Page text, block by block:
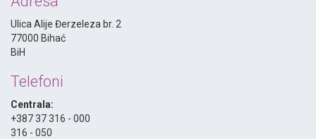
Ulica Alije Đerzeleza br. 2
77000 Bihać
BiH
Telefoni
Centrala:
+387 37 316 - 000
316 - 050